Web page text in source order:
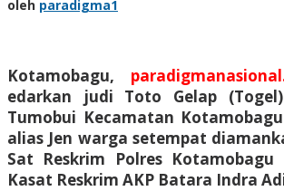
oleh paradigma1
Kotamobagu,
edarkan judi Toto Gelap
Tumobui Kecamatan
alias Jen warga setempat
Sat Reskrim Polres
Kasat Reskrim AKP Batara Indra